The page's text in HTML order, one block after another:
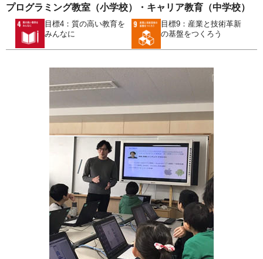
プログラミング教室（小学校）・キャリア教育（中学校）
目標4：質の高い教育を
みんなに
目標9：産業と技術革新
の基盤をつくろう